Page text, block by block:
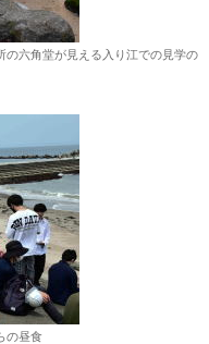
六角堂が見える入り江での見学の
の昼食